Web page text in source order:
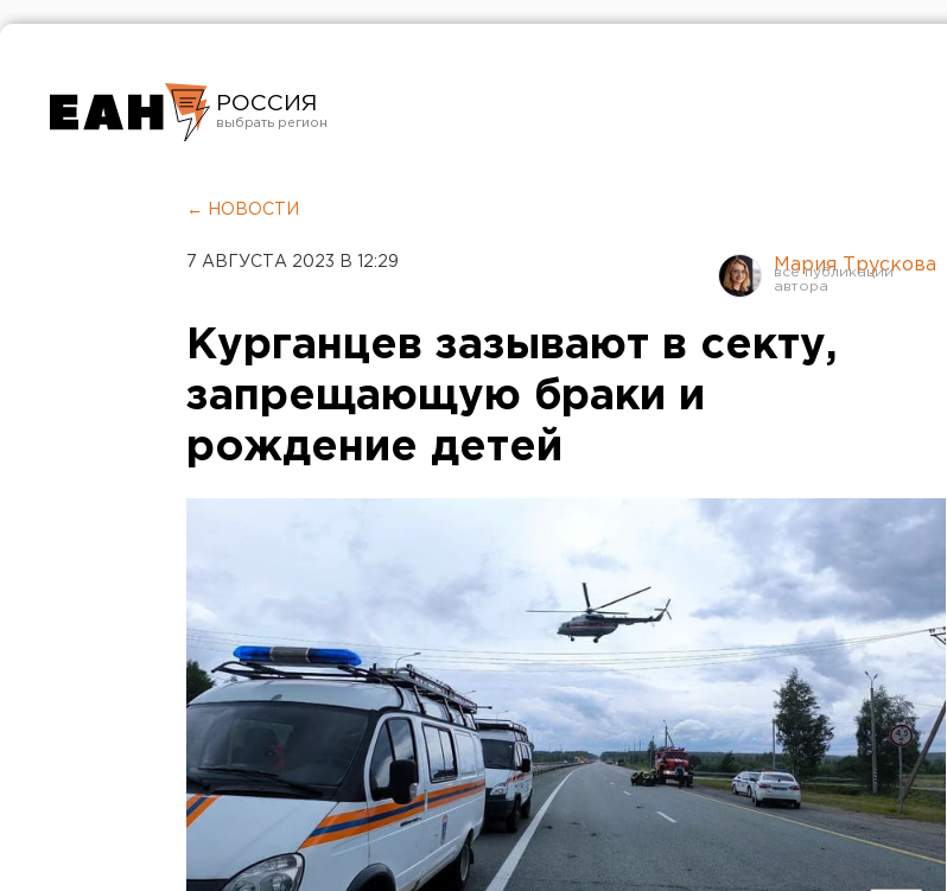
РОССИЯ
Челябинск
← НОВОСТИ
7 АВГУСТА 2023 В 12:29 Мария Трускова
Курганцев зазывают в секту,
запрещающую браки и
рождение детей